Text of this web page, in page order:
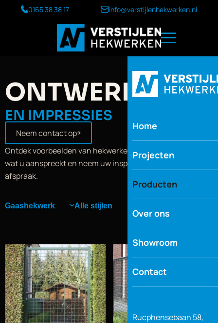
0165 38 38 17 info@verstijlenhekwerken.nl
Home
Projecten
Producten
Over ons
Showroom
Contact
Rucphensebaan 58,
ONTWERPEN
EN IMPRESSIES
Neem contact op
Ontdek voorbeelden van hekwerken en poorten. Bewaar
wat u aanspreekt en neem uw inspiratie mee naar de
afspraak.